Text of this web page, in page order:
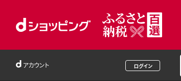
アカウント ログイン